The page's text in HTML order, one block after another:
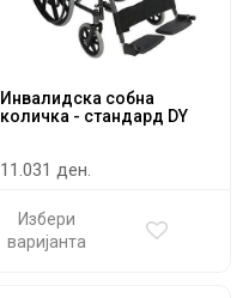
Инвалидска собна
количка - стандард DY
11.031 ден.
Избери
варијанта